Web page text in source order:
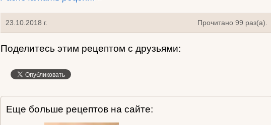
23.10.2018 г. Прочитано 99 раз(a).
Поделитесь этим рецептом с друзьями:
Еще больше рецептов на сайте: